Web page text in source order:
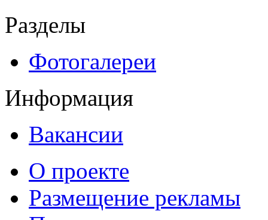
Разделы
Фотогалереи
Информация
Вакансии
О проекте
Размещение рекламы